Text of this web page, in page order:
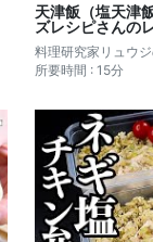
天津飯（塩天津
ズレシピさんの
料理研究家リュウ
所要時間 : 15分